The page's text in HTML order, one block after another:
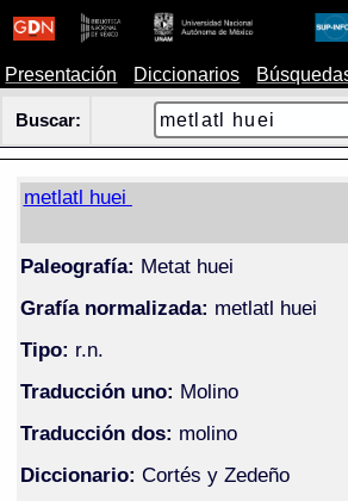
Presentación Diccionarios
Buscar:
metlatl huei
Paleografía: Metat huei
Grafía normalizada: metlatl huei
Tipo: r.n.
Traducción uno: Molino
Traducción dos: molino
Diccionario: Cortés y Zedeño